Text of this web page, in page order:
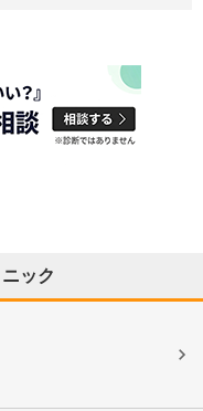
ック